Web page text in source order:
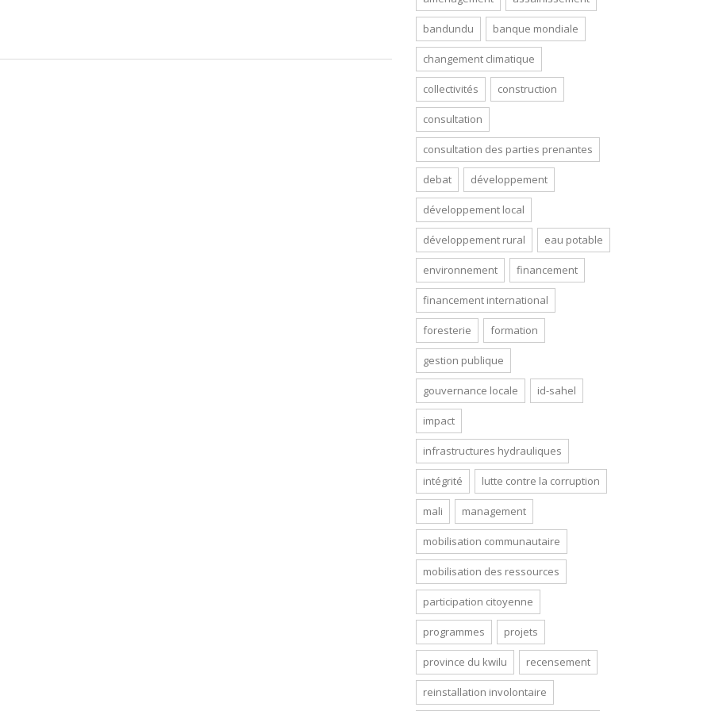
bandundu banque mondiale
changement climatique
collectivités construction
consultation
consultation des parties prenantes
debat développement
développement local
développement rural eau potable
environnement financement
financement international
foresterie formation
gestion publique
gouvernance locale id-sahel
impact
infrastructures hydrauliques
intégrité lutte contre la corruption
mali management
mobilisation communautaire
mobilisation des ressources
participation citoyenne
programmes projets
province du kwilu recensement
reinstallation involontaire